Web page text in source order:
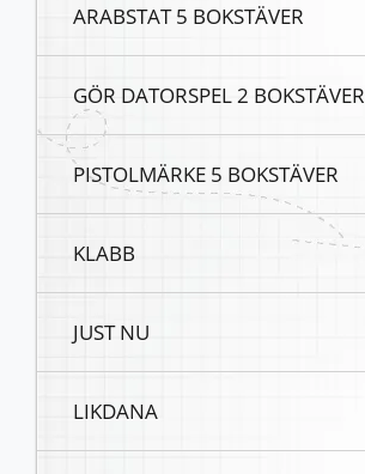
ARABSTAT 5 BOKSTÄVER
GÖR DATORSPEL 2 BOKSTÄVER
PISTOLMÄRKE 5 BOKSTÄVER
KLABB
JUST NU
LIKDANA